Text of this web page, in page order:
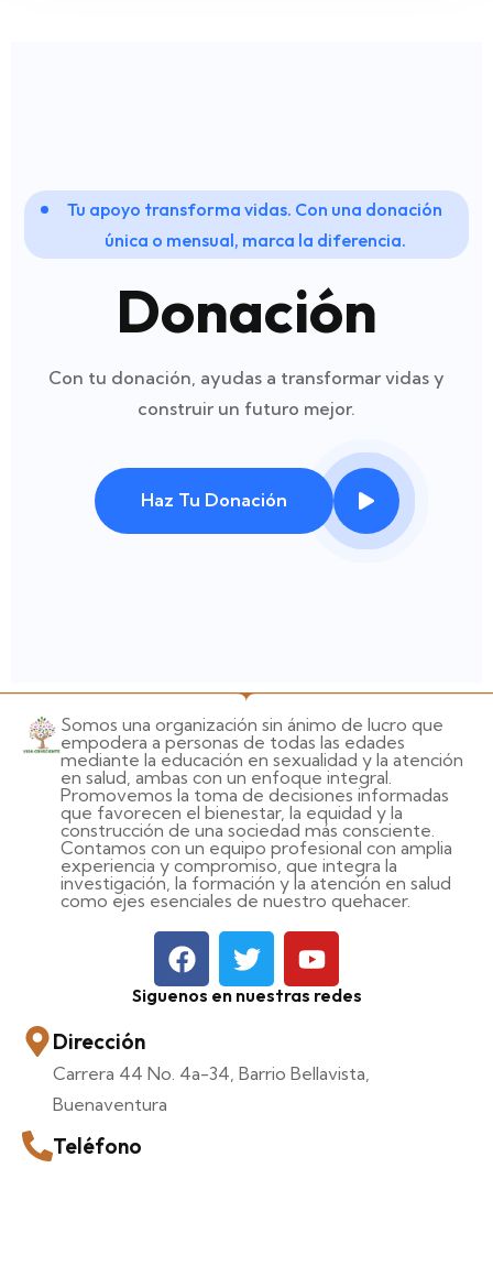
Tu apoyo transforma vidas. Con una donación
única o mensual, marca la diferencia.
Donación
Con tu donación, ayudas a transformar vidas y
construir un futuro mejor.
Haz Tu Donación
Tu apoyo transforma vidas. Con una donación
única o mensual, marca la diferencia.
Donación
Con tu donación, ayudas a transformar vidas y
construir un futuro mejor.
Haz Tu Donación
Tu apoyo transforma vidas. Con una donación
única o mensual, marca la diferencia.
Donación
Con tu donación, ayudas a transformar vidas y
construir un futuro mejor.
Haz Tu Donación
Somos una organización sin ánimo de lucro que
empodera a personas de todas las edades
mediante la educación en sexualidad y la atención
en salud, ambas con un enfoque integral.
Promovemos la toma de decisiones informadas
que favorecen el bienestar, la equidad y la
construcción de una sociedad más consciente.
Contamos con un equipo profesional con amplia
experiencia y compromiso, que integra la
investigación, la formación y la atención en salud
como ejes esenciales de nuestro quehacer.
Siguenos en nuestras redes
Dirección
Carrera 44 No. 4a-34, Barrio Bellavista,
Buenaventura
Teléfono